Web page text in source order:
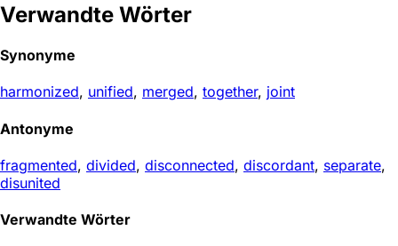
Verwandte Wörter
Synonyme
harmonized, unified, merged, together, joint
Antonyme
fragmented, divided, disconnected, discordant, separate,
disunited
Verwandte Wörter